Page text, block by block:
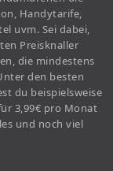
Handytarife,
uvm. Sei dabei,
Preisknaller
die mindestens
den besten
du beispielsweise
3,99€ pro Monat
und noch viel